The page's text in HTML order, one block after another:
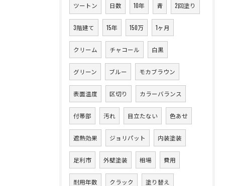
ツートン 日数 10年 青 2回塗り
3階建て 15年 150万 1ヶ月
クリーム チャコール 白黒
グリーン ブルー モカブラウン
表面温度 区切り カラーバランス
付帯部 汚れ 目立たない 色あせ
遮熱効果 ジョリパット 内装塗装
足利市 外壁塗装 相場 費用
耐用年数 クラック 塗り替え